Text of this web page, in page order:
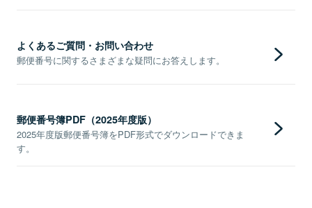
よくあるご質問・お問い合わせ
郵便番号に関するさまざまな疑問にお答えします。
郵便番号簿PDF（2025年度版）
2025年度版郵便番号簿をPDF形式でダウンロードできま
す。